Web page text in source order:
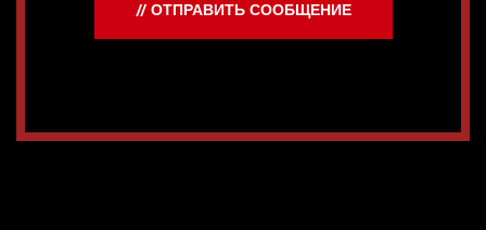
// ОТПРАВИТЬ СООБЩЕНИЕ